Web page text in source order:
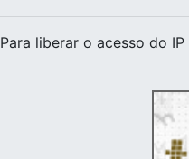
Para liberar o acesso do IP